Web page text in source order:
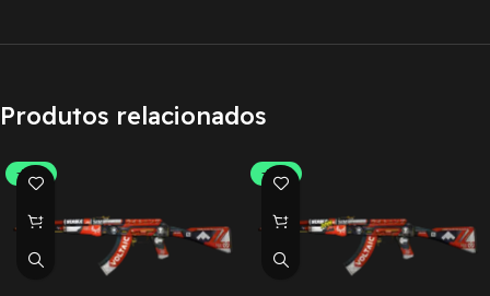
Produtos relacionados
-30% -30%